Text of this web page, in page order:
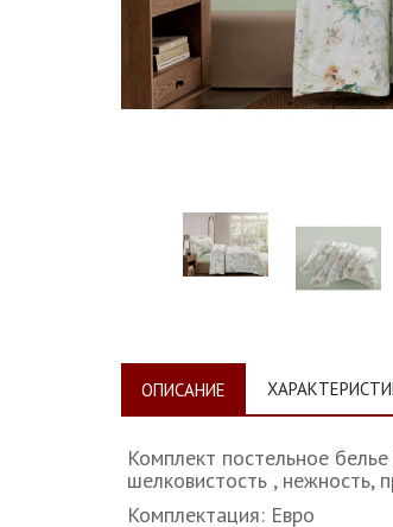
ОПИСАНИЕ
Комплект постельное
шелковистость , нежность,
Комплектация: Евро